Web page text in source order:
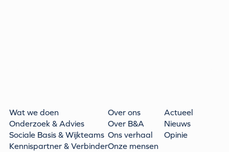
Wat we doen
Onderzoek & Advies
Sociale Basis & Wijkteams
Kennispartner & Verbinder
Over ons
Over B&A
Ons verhaal
Onze mensen
Actueel
Nieuws
Opinie